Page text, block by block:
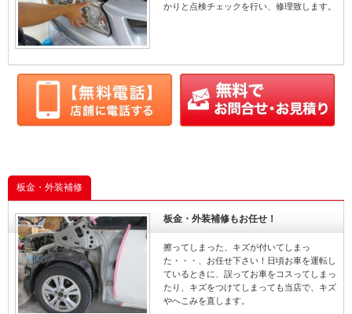
かりと点検チェックを行い、修理致します。
板金・外装補修
板金・外装補修もお任せ！
擦ってしまった、キズが付いてしまっ
た・・・、お任せ下さい！日頃お車を運転し
ているときに、誤ってお車をコスってしまっ
たり、キズをつけてしまっても当店で、キズ
やへこみを直します。